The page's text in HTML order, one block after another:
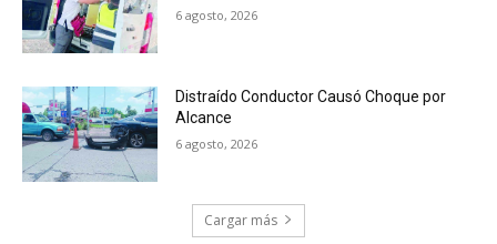
6 agosto, 2026
Distraído Conductor Causó Choque por
Alcance
6 agosto, 2026
Cargar más